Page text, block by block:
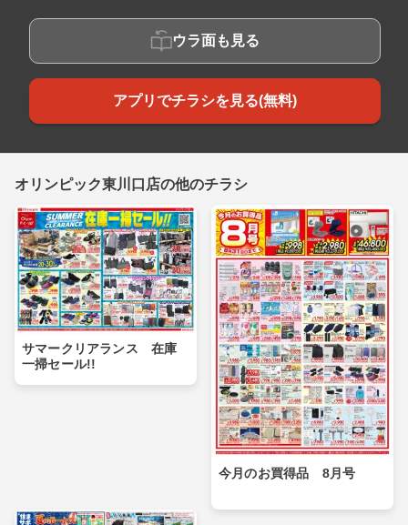
ウラ面も見る
アプリでチラシを見る(無料)
オリンピック東川口店の他のチラシ
サマークリアランス 在庫
一掃セール!!
今月のお買得品 8月号